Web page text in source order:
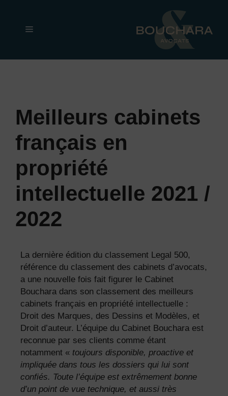
contenu Menu
Meilleurs cabinets
français en
propriété
intellectuelle 2021 /
2022
La dernière édition du classement Legal 500,
référence du classement des cabinets d’avocats,
a une nouvelle fois fait figurer le Cabinet
Bouchara dans son classement des meilleurs
cabinets français en propriété intellectuelle :
Droit des Marques, des Dessins et Modèles, et
Droit d’auteur. L’équipe du Cabinet Bouchara est
reconnue par ses clients comme étant
notamment « toujours disponible, proactive et
impliquée dans tous les dossiers qui lui sont
confiés. Toute l’équipe est extrêmement bonne
d’un point de vue technique, et aussi très